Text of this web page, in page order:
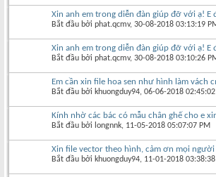
Xin anh em trong diễn đàn giúp đỡ với ạ! E
Bắt đầu bởi phat.qcmv‎, 30-08-2018 03:13:19
Xin anh em trong diễn đàn giúp đỡ với ạ! E
Bắt đầu bởi phat.qcmv‎, 30-08-2018 03:10:26
Em cần xin file hoa sen như hình làm vách
Bắt đầu bởi khuongduy94‎, 06-06-2018 02:45:02
Kính nhờ các bác có mẫu chân ghế cho e
Bắt đầu bởi longnnk‎, 11-05-2018 05:07:07 PM
Xin file vector theo hình, cảm ơn mọi người
Bắt đầu bởi khuongduy94‎, 11-01-2018 03:38:38